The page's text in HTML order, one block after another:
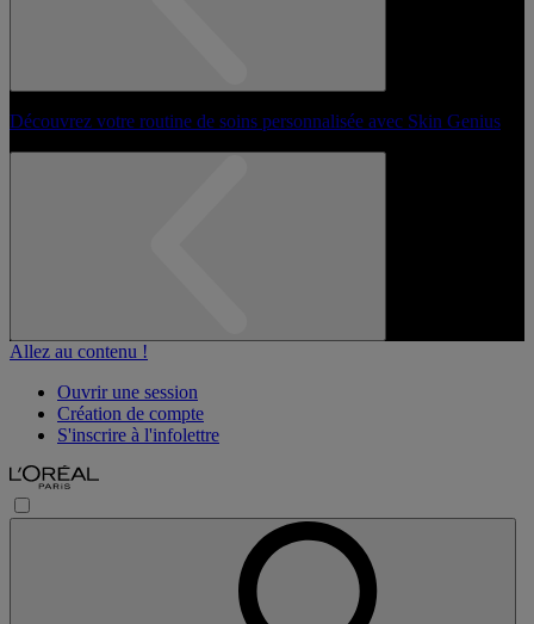
Découvrez votre routine de soins personnalisée avec Skin Genius
Allez au contenu !
Ouvrir une session
Création de compte
S'inscrire à l'infolettre